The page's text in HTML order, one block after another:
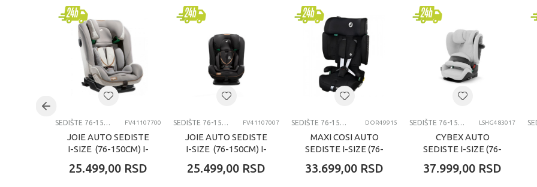
Brend FOPPA PEDRETTI
Uzrast 9+ meseci
Kategorija SEDISTE 76-150CM
SEDIŠTE 76-150CM FV41107700
JOIE AUTO SEDISTE
I-SIZE (76-150CM) I-
25.499,00 RSD
SEDIŠTE 76-150CM FV41107007
JOIE AUTO SEDISTE
I-SIZE (76-150CM) I-
25.499,00 RSD
SEDIŠTE 76-150CM DOR49915
MAXI COSI AUTO
SEDISTE I-SIZE (76-
PLUS BLACK
33.699,00 RSD
SEDIŠTE 76-150CM LSHG483017
CYBEX AUTO
SEDISTE I-SIZE (76-
FOG GRAY
37.999,00 RSD